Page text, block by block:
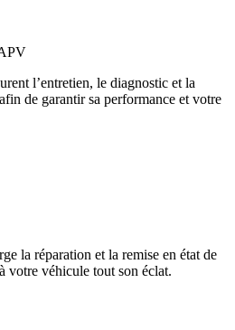
l’entretien, le diagnostic et la
de garantir sa performance et votre
la réparation et la remise en état de
votre véhicule tout son éclat.